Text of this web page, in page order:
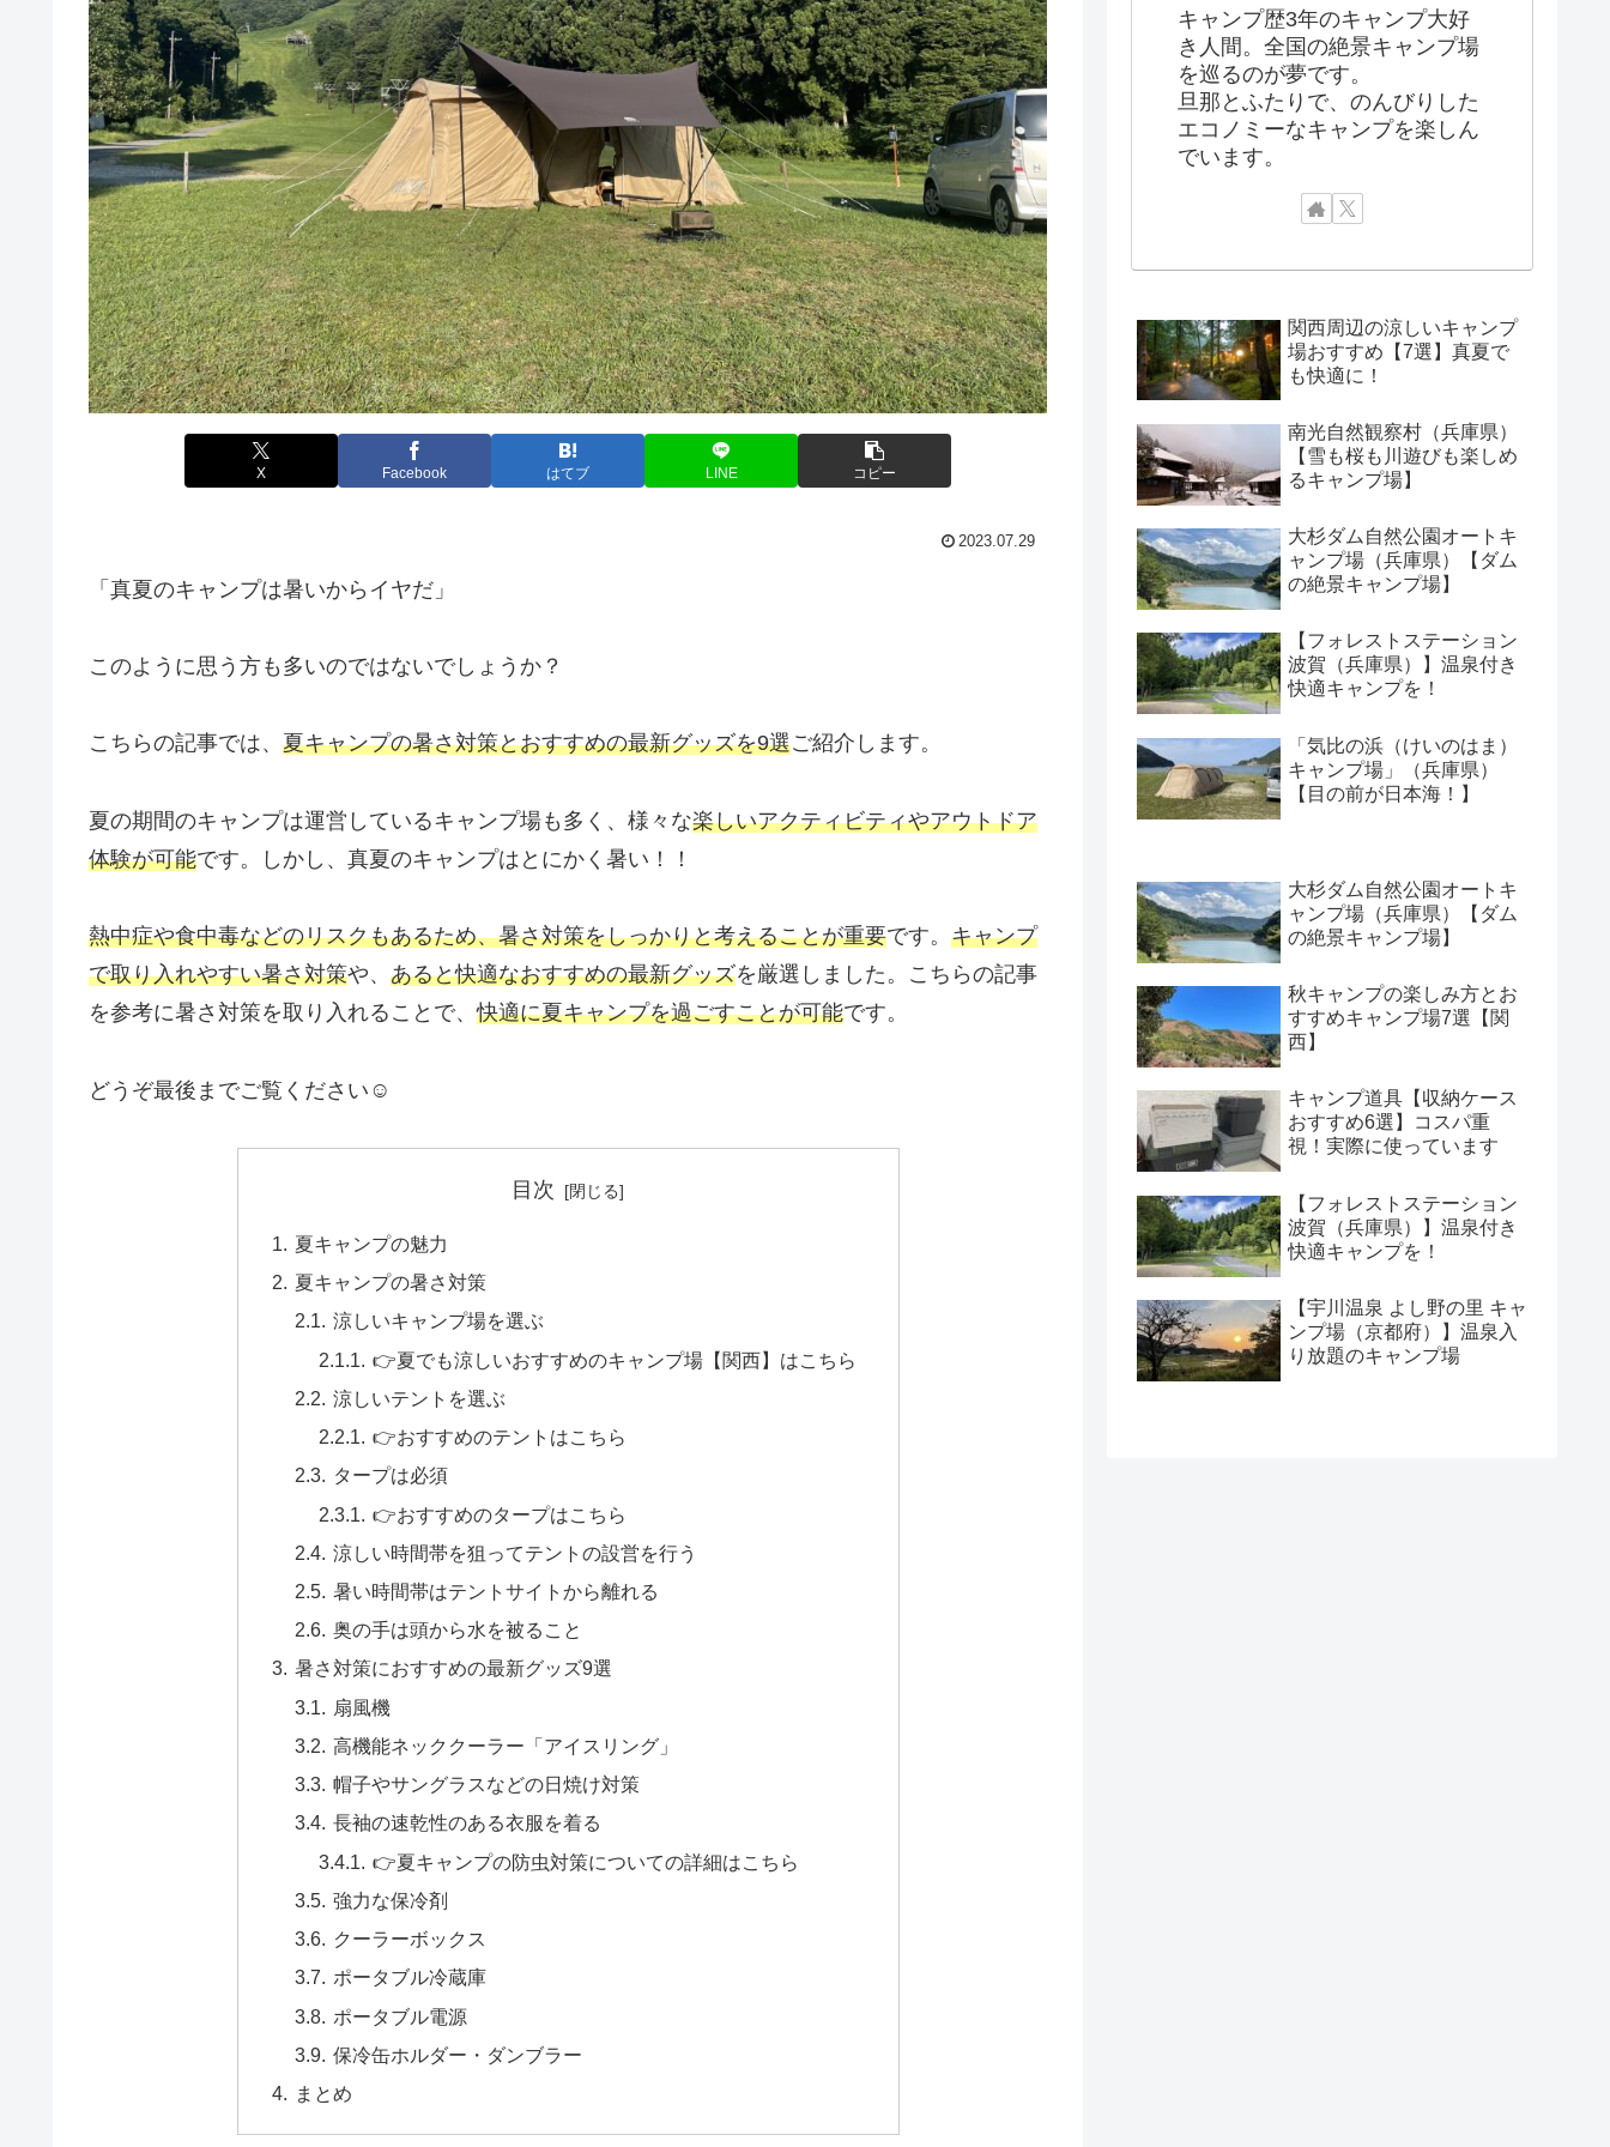
X Facebook はてブ LINE コピー
2023.07.29
「真夏のキャンプは暑いからイヤだ」
このように思う方も多いのではないでしょうか？
こちらの記事では、 夏キャンプの暑さ対策とおすすめの最新グッズを9選ご紹介します。
夏の期間のキャンプは運営しているキャンプ場も多く、様々な楽しいアクティビティやアウトドア
体験が可能です。しかし、真夏のキャンプはとにかく暑い！！
熱中症や食中毒などのリスクもあるため、暑さ対策をしっかりと考えることが重要です。 キャンプ
で取り入れやすい暑さ対策や、 あると快適なおすすめの最新グッズを厳選しました。こちらの記事
を参考に暑さ対策を取り入れることで、快適に夏キャンプを過ごすことが可能です。
どうぞ最後までご覧ください☺️
目次
夏キャンプの魅力
夏キャンプの暑さ対策
涼しいキャンプ場を選ぶ
👉夏でも涼しいおすすめのキャンプ場【関西】はこちら
涼しいテントを選ぶ
👉おすすめのテントはこちら
タープは必須
👉おすすめのタープはこちら
涼しい時間帯を狙ってテントの設営を行う
暑い時間帯はテントサイトから離れる
奥の手は頭から水を被ること
暑さ対策におすすめの最新グッズ9選
扇風機
高機能ネッククーラー「アイスリング」
帽子やサングラスなどの日焼け対策
長袖の速乾性のある衣服を着る
👉夏キャンプの防虫対策についての詳細はこちら
強力な保冷剤
クーラーボックス
ポータブル冷蔵庫
ポータブル電源
保冷缶ホルダー・ダンブラー
まとめ
キャンプ歴3年のキャンプ大好
き人間。全国の絶景キャンプ場
を巡るのが夢です。
旦那とふたりで、のんびりした
エコノミーなキャンプを楽しん
でいます。
関西周辺の涼しいキャンプ
場おすすめ【7選】真夏で
も快適に！
南光自然観察村（兵庫県）
【雪も桜も川遊びも楽しめ
るキャンプ場】
大杉ダム自然公園オートキ
ャンプ場（兵庫県）【ダム
の絶景キャンプ場】
【フォレストステーション
波賀（兵庫県）】温泉付き
快適キャンプを！
「気比の浜（けいのはま）
キャンプ場」（兵庫県）
【目の前が日本海！】
大杉ダム自然公園オートキ
ャンプ場（兵庫県）【ダム
の絶景キャンプ場】
秋キャンプの楽しみ方とお
すすめキャンプ場7選【関
西】
キャンプ道具【収納ケース
おすすめ6選】コスパ重
視！実際に使っています
【フォレストステーション
波賀（兵庫県）】温泉付き
快適キャンプを！
【宇川温泉 よし野の里 キャ
ンプ場（京都府）】温泉入
り放題のキャンプ場